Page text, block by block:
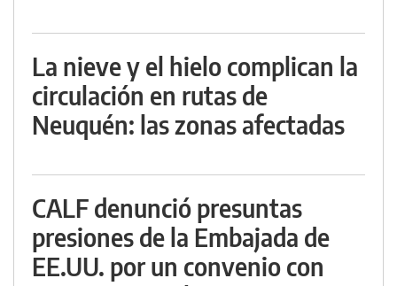
La nieve y el hielo complican la
circulación en rutas de
Neuquén: las zonas afectadas
CALF denunció presuntas
presiones de la Embajada de
EE.UU. por un convenio con